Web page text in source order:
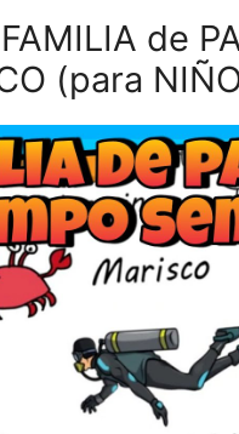
FAMILIA de
(para